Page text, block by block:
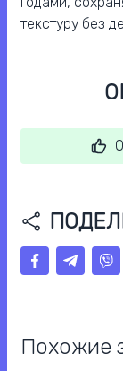
текстуру без
0
Похожие